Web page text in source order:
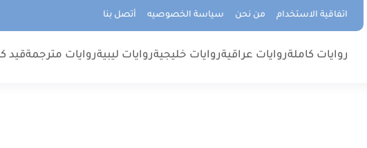
اتفاقية الاستخدام من نحن سياسة الخصوصيه أتصل بنا
روايات كاملةروايات عراقيةروايات خليجيةروايات ليبيةروايات مترجمةقيد